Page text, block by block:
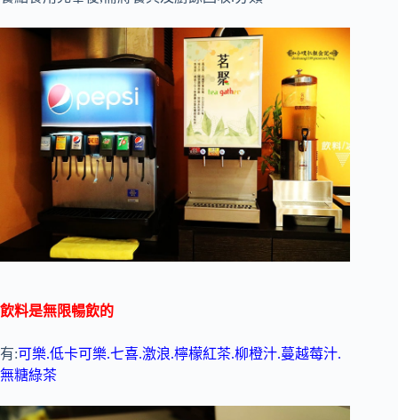
飲料是無限暢飲的
有:可樂.低卡可樂.七喜.激浪.檸檬紅茶.柳橙汁.蔓越莓汁.
無糖綠茶